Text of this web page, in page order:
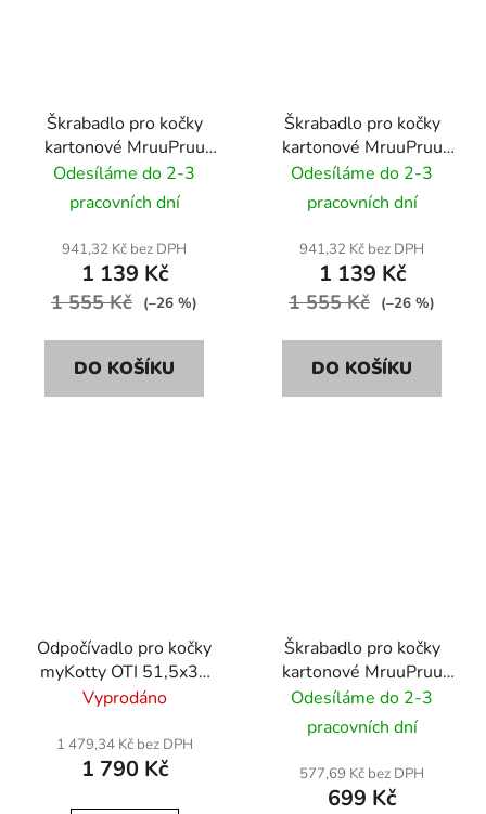
Škrabadlo pro kočky
kartonové MruuPruu
LEON 78x28x24 cm -
hnědý
Odesíláme do 2-3
pracovních dní
941,32 Kč bez DPH
1 139 Kč
1 555 Kč (–26 %)
DO KOŠÍKU
Škrabadlo pro kočky
kartonové MruuPruu
LEON 78x28x24 cm -
šedá
Odesíláme do 2-3
pracovních dní
941,32 Kč bez DPH
1 139 Kč
1 555 Kč (–26 %)
DO KOŠÍKU
Odpočívadlo pro kočky
myKotty OTI 51,5x30
cm - bílý
Vyprodáno
1 479,34 Kč bez DPH
1 790 Kč
Škrabadlo pro kočky
kartonové MruuPruu
NATAN 58x6,5x24 cm
- bílý
Odesíláme do 2-3
pracovních dní
577,69 Kč bez DPH
699 Kč